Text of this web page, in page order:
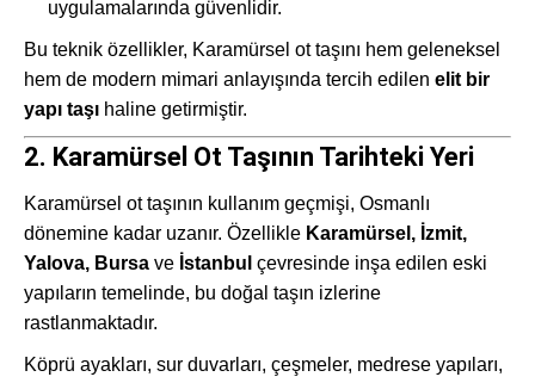
uygulamalarında güvenlidir.
Bu teknik özellikler, Karamürsel ot taşını hem geleneksel
hem de modern mimari anlayışında tercih edilen elit bir
yapı taşı haline getirmiştir.
2. Karamürsel Ot Taşının Tarihteki Yeri
Karamürsel ot taşının kullanım geçmişi, Osmanlı
dönemine kadar uzanır. Özellikle Karamürsel, İzmit,
Yalova, Bursa ve İstanbul çevresinde inşa edilen eski
yapıların temelinde, bu doğal taşın izlerine
rastlanmaktadır.
Köprü ayakları, sur duvarları, çeşmeler, medrese yapıları,